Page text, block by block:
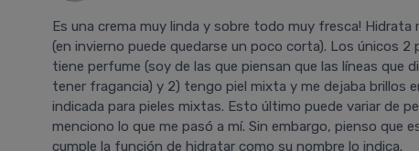
Es una crema muy linda y sobre todo muy fresca! Hidrata
(en invierno puede quedarse un poco corta). Los únicos
tiene perfume (soy de las que piensan que las lí­neas que
tener fragancia) y 2) tengo piel mixta y me dejaba brillos
indicada para pieles mixtas. Esto último puede variar de
menciono lo que me pasó a mí­. Sin embargo, pienso que
cumple la función de hidratar como su nombre lo indica.